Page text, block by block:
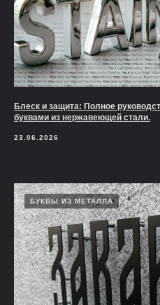
Блеск и защита: Полное
буквами из нержавеющей стали.
23.06.2026
БУКВЫ ИЗ МЕТАЛЛА